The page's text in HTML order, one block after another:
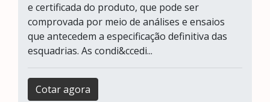
e certificada do produto, que pode ser
comprovada por meio de análises e ensaios
que antecedem a especificação definitiva das
esquadrias. As condi&ccedi...
Cotar agora